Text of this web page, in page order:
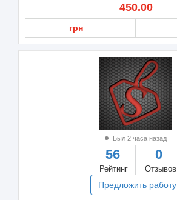
450.00
грн
Был 2 часа назад
56
Рейтинг
0
Отзывов
Предложить работу